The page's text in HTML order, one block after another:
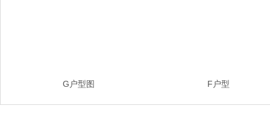
G户型图 F户型